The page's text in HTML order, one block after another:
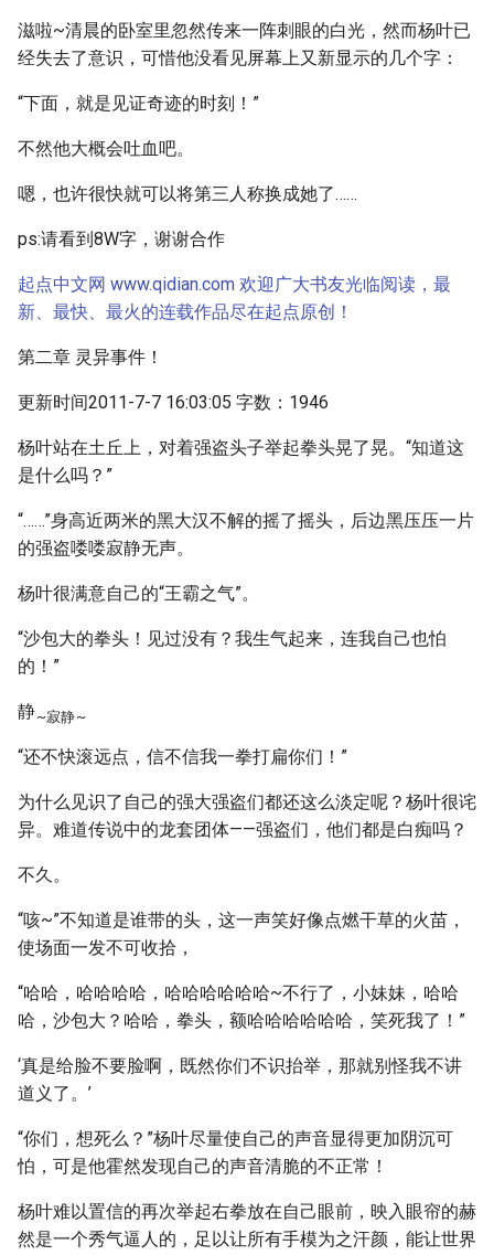
滋啦~清晨的卧室里忽然传来一阵刺眼的白光，然而杨叶已
经失去了意识，可惜他没看见屏幕上又新显示的几个字：
“下面，就是见证奇迹的时刻！”
不然他大概会吐血吧。
嗯，也许很快就可以将第三人称换成她了……
ps:请看到8W字，谢谢合作
起点中文网 www.qidian.com 欢迎广大书友光临阅读，最
新、最快、最火的连载作品尽在起点原创！
第二章 灵异事件！
更新时间2011-7-7 16:03:05 字数：1946
杨叶站在土丘上，对着强盗头子举起拳头晃了晃。“知道这
是什么吗？”
“……”身高近两米的黑大汉不解的摇了摇头，后边黑压压一片
的强盗喽喽寂静无声。
杨叶很满意自己的“王霸之气”。
“沙包大的拳头！见过没有？我生气起来，连我自己也怕
的！”
静~寂静~
“还不快滚远点，信不信我一拳打扁你们！”
为什么见识了自己的强大强盗们都还这么淡定呢？杨叶很诧
异。难道传说中的龙套团体——强盗们，他们都是白痴吗？
不久。
“咳~”不知道是谁带的头，这一声笑好像点燃干草的火苗，
使场面一发不可收拾，
“哈哈，哈哈哈哈，哈哈哈哈哈哈~不行了，小妹妹，哈哈
哈，沙包大？哈哈，拳头，额哈哈哈哈哈哈，笑死我了！”
‘真是给脸不要脸啊，既然你们不识抬举，那就别怪我不讲
道义了。’
“你们，想死么？”杨叶尽量使自己的声音显得更加阴沉可
怕，可是他霍然发现自己的声音清脆的不正常！
杨叶难以置信的再次举起右拳放在自己眼前，映入眼帘的赫
然是一个秀气逼人的，足以让所有手模为之汗颜，能让世界